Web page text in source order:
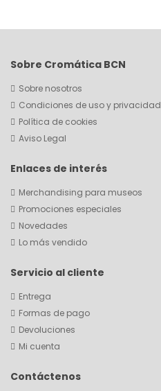
Sobre Cromática BCN
Sobre nosotros
Condiciones de uso y privacidad
Política de cookies
Aviso Legal
Enlaces de interés
Merchandising para museos
Promociones especiales
Novedades
Lo más vendido
Servicio al cliente
Entrega
Formas de pago
Devoluciones
Mi cuenta
Contáctenos